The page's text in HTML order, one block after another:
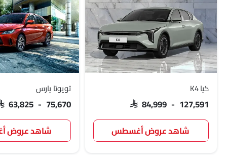
كيا K4
SAR 84,999 - 127,591
شاهد عروض أغسطس
تويوتا يارس
63,825 - 75,670
شاهد عروض